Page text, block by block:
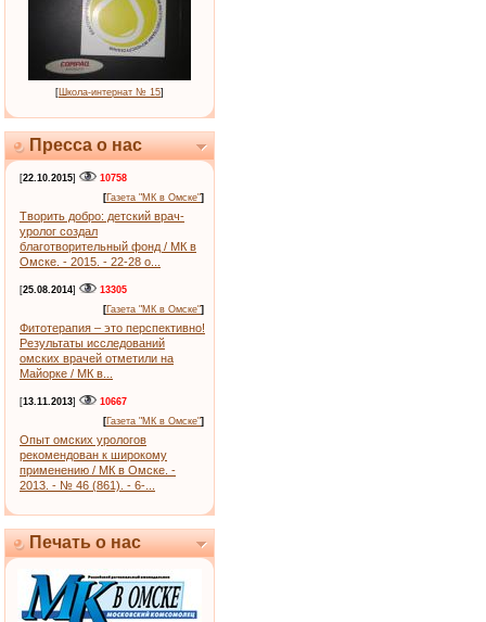
[Школа-интернат № 15]
Пресса о нас
[22.10.2015]
10758
[Газета "МК в Омске"]
Творить добро: детский врач-
уролог создал
благотворительный фонд / МК в
Омске. - 2015. - 22-28 о...
[25.08.2014]
13305
[Газета "МК в Омске"]
Фитотерапия – это перспективно!
Результаты исследований
омских врачей отметили на
Майорке / МК в...
[13.11.2013]
10667
[Газета "МК в Омске"]
Опыт омских урологов
рекомендован к широкому
применению / МК в Омске. -
2013. - № 46 (861). - 6-...
Печать о нас